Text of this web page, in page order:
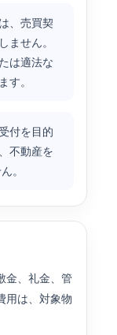
、売買契
ません。
は適法な
す。
付を目的
不動産を
。
金、礼金、管
用は、対象物